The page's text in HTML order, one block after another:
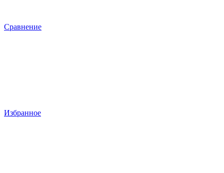
Сравнение
Избранное